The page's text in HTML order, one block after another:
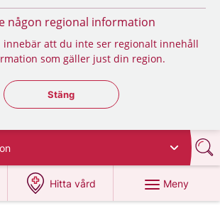
någon regional information
innebär att du inte ser regionalt innehåll
som gäller just din region.
Stäng regionsväljaren
Stäng
Hitta vård
på 1177.se
Meny